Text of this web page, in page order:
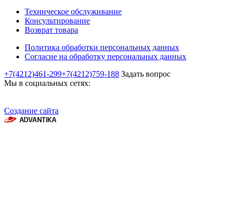
Техническое обслуживание
Консультирование
Возврат товара
Политика обработки персональных данных
Согласие на обработку персональных данных
+7(4212)461-299+7(4212)759-188 Задать вопрос
Мы в социальных сетях:
Создание сайта